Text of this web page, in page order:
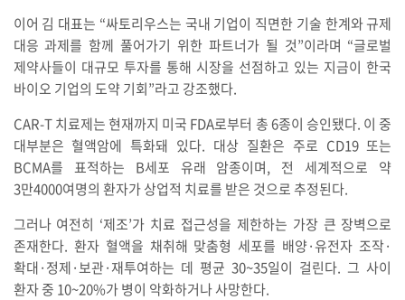
이어 김 대표는 “싸토리우스는 국내 기업이 직면한 기술 한계와 규제
대응 과제를 함께 풀어가기 위한 파트너가 될 것”이라며 “글로벌
제약사들이 대규모 투자를 통해 시장을 선점하고 있는 지금이 한국
바이오 기업의 도약 기회”라고 강조했다.
CAR-T 치료제는 현재까지 미국 FDA로부터 총 6종이 승인됐다. 이 중
대부분은 혈액암에 특화돼 있다. 대상 질환은 주로 CD19 또는
BCMA를 표적하는 B세포 유래 암종이며, 전 세계적으로 약
3만4000여명의 환자가 상업적 치료를 받은 것으로 추정된다.
그러나 여전히 ‘제조’가 치료 접근성을 제한하는 가장 큰 장벽으로
존재한다. 환자 혈액을 채취해 맞춤형 세포를 배양·유전자 조작·
확대·정제·보관·재투여하는 데 평균 30~35일이 걸린다. 그 사이
환자 중 10~20%가 병이 악화하거나 사망한다.